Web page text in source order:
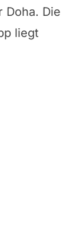
Doha. Die
liegt